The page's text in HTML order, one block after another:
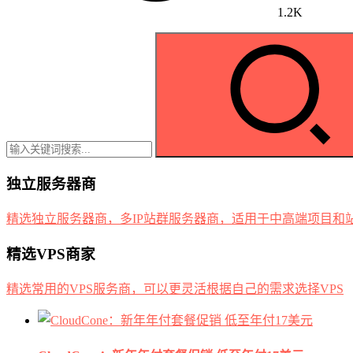
1.2K
独立服务器商
精选独立服务器商，多IP站群服务器商，适用于中高端项目和
精选VPS商家
精选常用的VPS服务商，可以更灵活根据自己的需求选择VPS